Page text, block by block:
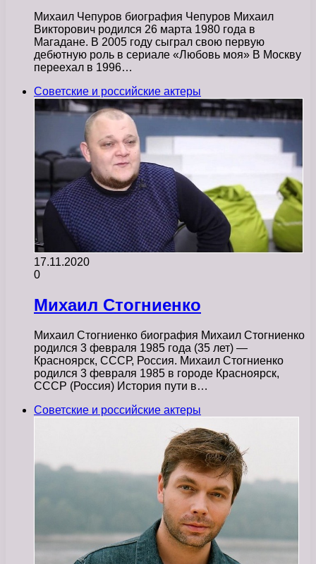
Михаил Чепуров биография Чепуров Михаил
Викторович родился 26 марта 1980 года в
Магадане. В 2005 году сыграл свою первую
дебютную роль в сериале «Любовь моя» В Москву
переехал в 1996…
Советские и российские актеры
17.11.2020
0
Михаил Стогниенко
Михаил Стогниенко биография Михаил Стогниенко
родился 3 февраля 1985 года (35 лет) —
Красноярск, СССР, Россия. Михаил Стогниенко
родился 3 февраля 1985 в городе Красноярск,
СССР (Россия) История пути в…
Советские и российские актеры